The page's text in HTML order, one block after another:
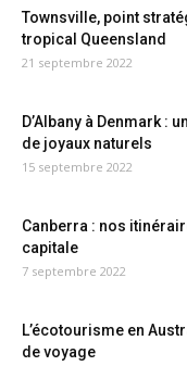
Townsville, point
tropical Queensland
21 septembre 2022
D’Albany à Denmark :
de joyaux naturels
15 septembre 2022
Canberra : nos
capitale
7 septembre 2022
L’écotourisme en
de voyage